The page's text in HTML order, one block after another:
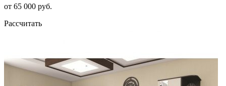
от 65 000 руб.
Рассчитать